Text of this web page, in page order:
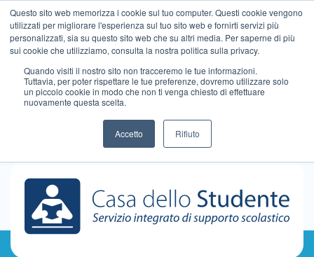
Questo sito web memorizza i cookie sul tuo computer. Questi cookie vengono
utilizzati per migliorare l'esperienza sul tuo sito web e fornirti servizi più
personalizzati, sia su questo sito web che su altri media. Per saperne di più
sui cookie che utilizziamo, consulta la nostra politica sulla privacy.
Quando visiti il ​​nostro sito non tracceremo le tue informazioni.
Tuttavia, per poter rispettare le tue preferenze, dovremo utilizzare solo
un piccolo cookie in modo che non ti venga chiesto di effettuare
nuovamente questa scelta.
Accetto Rifiuto